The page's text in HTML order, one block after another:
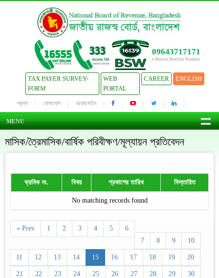
09643717171
e-Return Hotline Number
TAX PAYER SURVEY-
FORM
WEB
PORTAL
CAREER ENGLISH
প্রশ্ন যোগাযোগ ওয়েবমেইল
MENU
মাসিক/ত্রৈমাসিক/বার্ষিক পরিবীক্ষণ/মূল্যায়ন প্রতিবেদন
ক্রমিক নং. বিষয় প্রকাশের তারিখ বিস্তারিত
No matching records found
« Prev 1 2 3 4 5
6
7
8 9 10
11 12 13 14 15 16 17 18 19 20
21 22 23 24 25 26 27 28 29 30